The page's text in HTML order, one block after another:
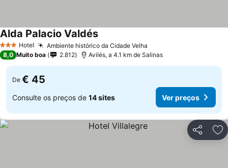
3 EstrelasHotel Ambiente histórico da Cidade Velha
Alda Palacio Valdés
8,0 Muito boa 2.812 Avilés, a 4.1 km de Salinas
De € 45
Consulte os preços de 14 sites Ver preços
Partilhar